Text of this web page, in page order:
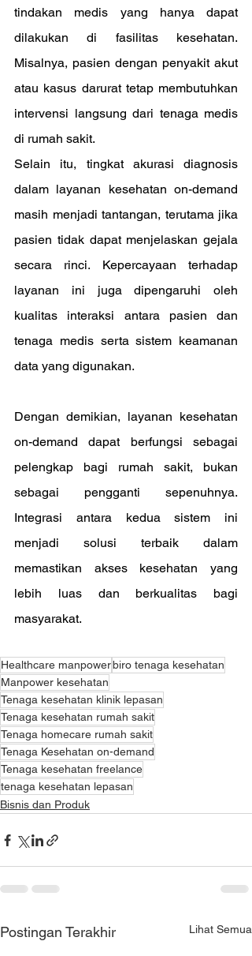
tindakan medis yang hanya dapat
dilakukan di fasilitas kesehatan.
Misalnya, pasien dengan penyakit akut
atau kasus darurat tetap membutuhkan
intervensi langsung dari tenaga medis
di rumah sakit.
Selain itu, tingkat akurasi diagnosis
dalam layanan kesehatan on-demand
masih menjadi tantangan, terutama jika
pasien tidak dapat menjelaskan gejala
secara rinci. Kepercayaan terhadap
layanan ini juga dipengaruhi oleh
kualitas interaksi antara pasien dan
tenaga medis serta sistem keamanan
data yang digunakan.
Dengan demikian, layanan kesehatan
on-demand dapat berfungsi sebagai
pelengkap bagi rumah sakit, bukan
sebagai pengganti sepenuhnya.
Integrasi antara kedua sistem ini
menjadi solusi terbaik dalam
memastikan akses kesehatan yang
lebih luas dan berkualitas bagi
masyarakat.
Healthcare manpowerbiro tenaga kesehatan
Manpower kesehatan
Tenaga kesehatan klinik lepasan
Tenaga kesehatan rumah sakit
Tenaga homecare rumah sakit
Tenaga Kesehatan on-demand
Tenaga kesehatan freelance
tenaga kesehatan lepasan
Bisnis dan Produk
Postingan Terakhir Lihat Semua